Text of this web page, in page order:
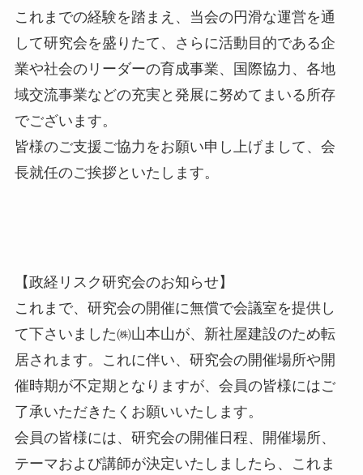
これまでの経験を踏まえ、当会の円滑な運営を通
して研究会を盛りたて、さらに活動目的である企
業や社会のリーダーの育成事業、国際協力、各地
域交流事業などの充実と発展に努めてまいる所存
でございます。
皆様のご支援ご協力をお願い申し上げまして、会
長就任のご挨拶といたします。
【政経リスク研究会のお知らせ】
これまで、研究会の開催に無償で会議室を提供し
て下さいました㈱山本山が、新社屋建設のため転
居されます。これに伴い、研究会の開催場所や開
催時期が不定期となりますが、会員の皆様にはご
了承いただきたくお願いいたします。
会員の皆様には、研究会の開催日程、開催場所、
テーマおよび講師が決定いたしましたら、これま